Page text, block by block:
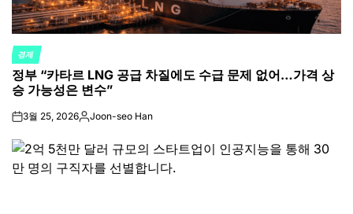
POSTED
IN
경제
정부 “카타르 LNG 공급 차질에도 수급 문제 없어…가격 상
승 가능성은 변수”
on3월 25, 2026Posted
Joon-seo Han